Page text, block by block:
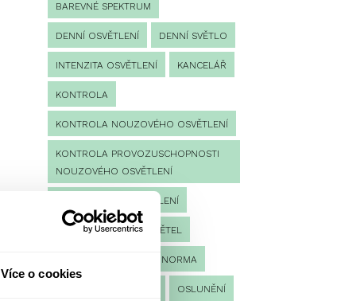
Více o cookies
BAREVNÉ SPEKTRUM
DENNÍ OSVĚTLENÍ DENNÍ SVĚTLO
INTENZITA OSVĚTLENÍ KANCELÁŘ
KONTROLA
KONTROLA NOUZOVÉHO OSVĚTLENÍ
KONTROLA PROVOZUSCHOPNOSTI
NOUZOVÉHO OSVĚTLENÍ
LED NOUZOVÉ OSVĚTLENÍ
MĚŘENÍ MĚŘENÍ SVĚTEL
NORMA
OSLUNĚNÍ